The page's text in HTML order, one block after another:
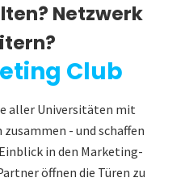
Netzwerk
Club
aller Universitäten mit
- und schaffen
in den Marketing-
öffnen die Türen zu